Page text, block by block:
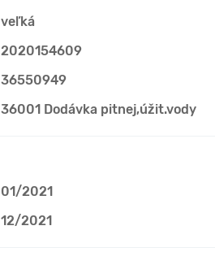
veľká
2020154609
36550949
36001 Dodávka pitnej,úžit.vody
01/2021
12/2021